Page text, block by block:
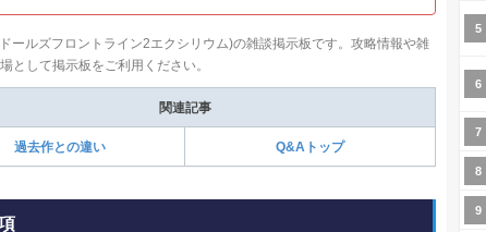
ールズフロントライン2エクシリウム)の雑談掲示板です。攻略情報や雑
として掲示板をご利用ください。
関連記事
過去作との違い Q&Aトップ